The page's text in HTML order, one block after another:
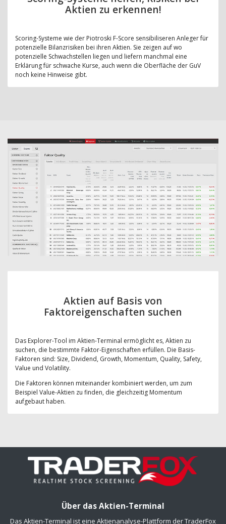
Aktien zu erkennen!
Scoring-Systeme wie der Piotroski F-Score sensibiliseren Anleger für
potenzielle Bilanzrisiken bei ihren Aktien. Sie zeigen auf wo
potenzielle Schwachstellen liegen und liefern manchmal eine
Erklärung für schwache Kurse, auch wenn die Oberfläche der GuV
noch keine Hinweise gibt.
Aktien auf Basis von
Faktoreigenschaften suchen
Das Explorer-Tool im Aktien-Terminal ermöglicht es, Aktien zu
suchen, die bestimmte Faktor-Eigenschaften erfüllen. Die Basis-
Faktoren sind: Size, Dividend, Growth, Momentum, Quality, Safety,
Value und Volatility.
Die Faktoren können miteinander kombiniert werden, um zum
Beispiel Value-Aktien zu finden, die gleichzeitig Momentum
aufgebaut haben.
Über das Aktien-Terminal
Das Aktien-Terminal ist eine Aktienanalyse-Plattform der TraderFox